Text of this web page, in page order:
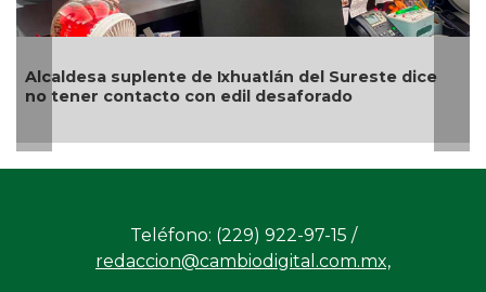
dice
Municipio arrancará primera etapa de
rehabilitación en el boulevard 5 de
Teléfono: (229) 922-97-15 /
redaccion@cambiodigital.com.mx,